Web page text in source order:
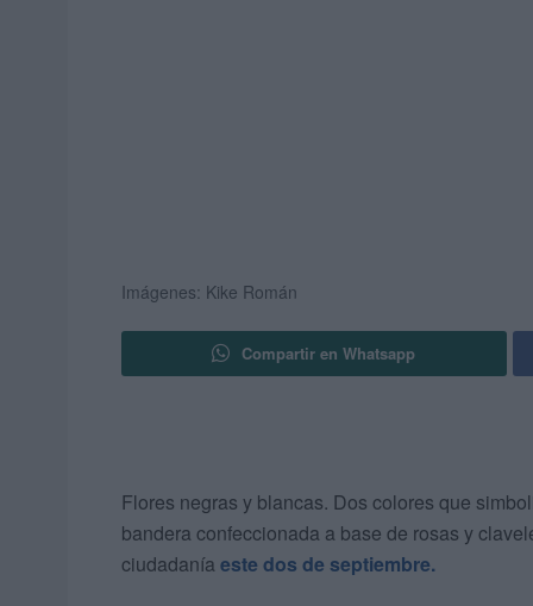
Imágenes: Kike Román
Compartir en Whatsapp
Flores negras y blancas. Dos colores que
bandera confeccionada a base de rosas y
ciudadanía este dos de septiembre.